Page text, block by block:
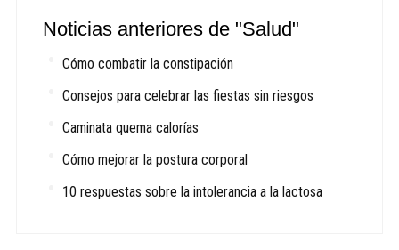
Noticias anteriores de "Salud"
Cómo combatir la constipación
Consejos para celebrar las fiestas sin riesgos
Caminata quema calorías
Cómo mejorar la postura corporal
10 respuestas sobre la intolerancia a la lactosa